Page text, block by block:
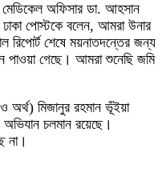
মেডিকেল অফিসার ডা. আহসান
পোস্টকে বলেন, আমরা উনার
রিপোর্ট শেষে ময়নাতদন্তের জন্য
পাওয়া গেছে। আমরা শুনেছি জমি
অর্থ) মিজানুর রহমান ভূঁইয়া
চলমান রয়েছে।
না।